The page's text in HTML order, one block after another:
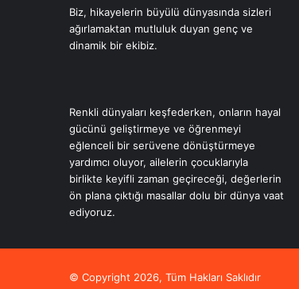
Biz, hikayelerin büyülü dünyasında sizleri
ağırlamaktan mutluluk duyan genç ve
dinamik bir ekibiz.
Renkli dünyaları keşfederken, onların hayal
gücünü geliştirmeye ve öğrenmeyi
eğlenceli bir serüvene dönüştürmeye
yardımcı oluyor, ailelerin çocuklarıyla
birlikte keyifli zaman geçireceği, değerlerin
ön plana çıktığı masallar dolu bir dünya vaat
ediyoruz.
© Copyright 2026, Tüm Hakları Saklıdır